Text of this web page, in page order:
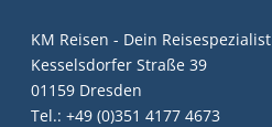
KM Reisen - Dein Reisespezialist
Kesselsdorfer Straße 39
01159 Dresden
Tel.: +49 (0)351 4177 4673